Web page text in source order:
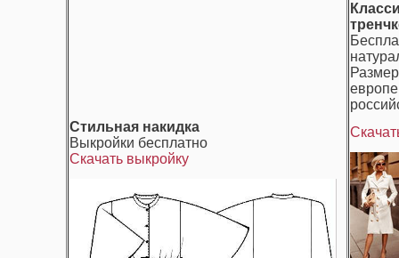
Стильная накидка
Выкройки бесплатно
Скачать выкройку